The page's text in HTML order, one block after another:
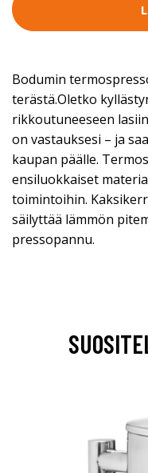
Bodumin
terästä.Oletko
rikkoutuneeseen
on vastauksesi – ja
kaupan päälle.
ensiluokkaiset
toimintoihin.
säilyttää lämmön
pressopannu.